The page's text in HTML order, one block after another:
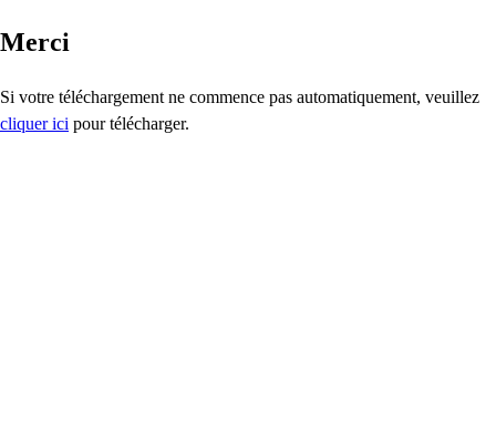
Merci
Si votre téléchargement ne commence pas automatiquement, veuillez
cliquer ici pour télécharger.